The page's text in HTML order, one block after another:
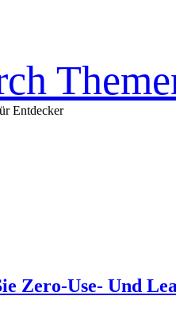
Entdecker
Zero-Use- Und